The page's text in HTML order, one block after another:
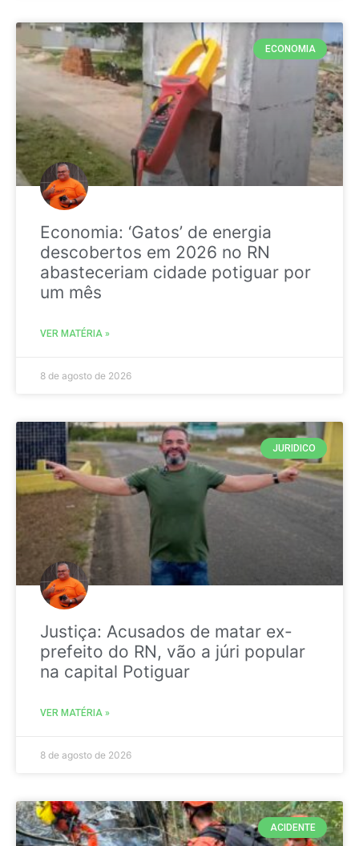
ECONOMIA
Economia: ‘Gatos’ de energia
descobertos em 2026 no RN
abasteceriam cidade potiguar por
um mês
VER MATÉRIA »
8 de agosto de 2026
JURIDICO
Justiça: Acusados de matar ex-
prefeito do RN, vão a júri popular
na capital Potiguar
VER MATÉRIA »
8 de agosto de 2026
ACIDENTE